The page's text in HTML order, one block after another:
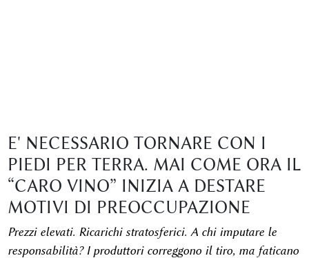
E' NECESSARIO TORNARE CON I
PIEDI PER TERRA. MAI COME ORA IL
“CARO VINO” INIZIA A DESTARE
MOTIVI DI PREOCCUPAZIONE
Prezzi elevati. Ricarichi stratosferici. A chi imputare le
responsabilità? I produttori correggono il tiro, ma faticano